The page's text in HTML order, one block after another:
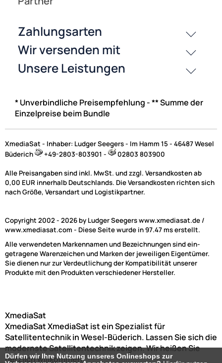
* Unverbindliche Preisempfehlung - ** Summe der
Einzelpreise beim Bundle
XmediaSat - Inhaber: Ludger Seegers - Im Hamm 15 - 46487 Wesel
Büderich
+49-2803-803901 - 02803 803900
Alle Preisangaben sind inkl. MwSt. und zzgl. Versandkosten ab
0,00 EUR innerhalb Deutschlands. Die Versandkosten richten sich
nach Größe, Versandart und Logistikpartner.
Copyright 2002 - 2026 by Ludger Seegers www.xmediasat.de /
www.xmediasat.com - Diese Seite wurde in 97.47 ms erstellt.
Alle verwendeten Markennamen und Bezeichnungen sind ein-
getragene Warenzeichen und Marken der jeweiligen Eigentümer.
Sie dienen nur zur Verdeutlichung der Kompatibilität unserer
Produkte mit den Produkten verschiedener Hersteller.
XmediaSat
XmediaSatXmediaSat ist ein Spezialist für
Satellitentechnik in Wesel-Büderich. Lassen Sie sich die
modernste Satellitentechnik zeigen. Wir heißen Sie
herzlich willkommen!
Dürfen wir Ihre Nutzung unseres Onlineshops zur